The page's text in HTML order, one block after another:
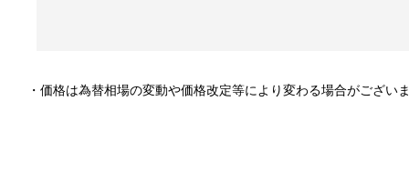
・価格は為替相場の変動や価格改定等により変わる場合がござい